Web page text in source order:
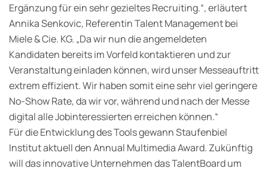
Ergänzung für ein sehr gezieltes Recruiting.“, erläutert
Annika Senkovic, Referentin Talent Management bei
Miele & Cie. KG. „Da wir nun die angemeldeten
Kandidaten bereits im Vorfeld kontaktieren und zur
Veranstaltung einladen können, wird unser Messeauftritt
extrem effizient. Wir haben somit eine sehr viel geringere
No-Show Rate, da wir vor, während und nach der Messe
digital alle Jobinteressierten erreichen können.“
Für die Entwicklung des Tools gewann Staufenbiel
Institut aktuell den Annual Multimedia Award. Zukünftig
will das innovative Unternehmen das TalentBoard um